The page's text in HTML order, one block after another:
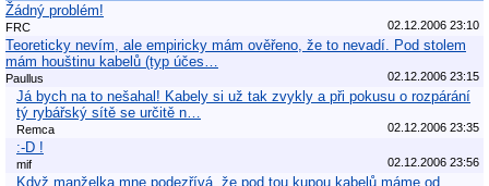
Žádný problém!
FRC 02.12.2006 23:10
Teoreticky nevím, ale empiricky mám ověřeno, že to nevadí. Pod stolem
mám houštinu kabelů (typ účes…
Paullus 02.12.2006 23:15
Já bych na to nešahal! Kabely si už tak zvykly a při pokusu o rozpárání
tý rybářský sítě se určitě n…
Remca 02.12.2006 23:35
:-D !
mif 02.12.2006 23:56
Když manželka mne podezřívá, že pod tou kupou kabelů máme od